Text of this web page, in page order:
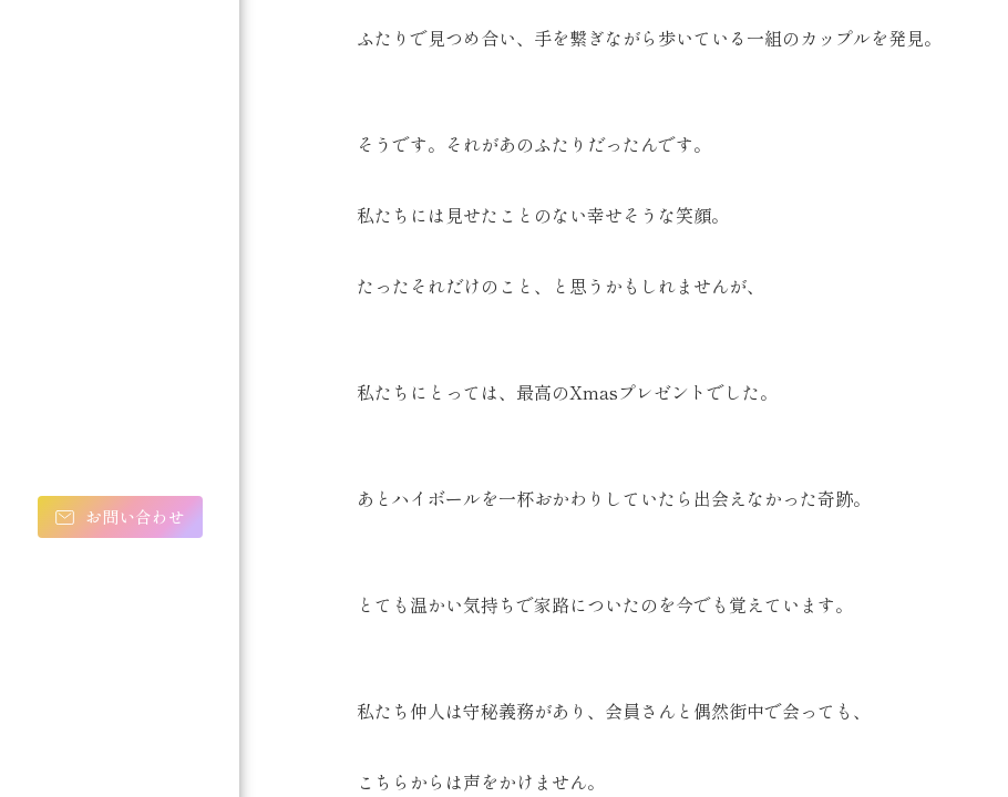
お問い合わせ
ふたりで見つめ合い、手を繋ぎながら歩いている一組のカップルを発見。
そうです。それがあのふたりだったんです。
私たちには見せたことのない幸せそうな笑顔。
たったそれだけのこと、と思うかもしれませんが、
私たちにとっては、最高のXmasプレゼントでした。
あとハイボールを一杯おかわりしていたら出会えなかった奇跡。
とても温かい気持ちで家路についたのを今でも覚えています。
私たち仲人は守秘義務があり、会員さんと偶然街中で会っても、
こちらからは声をかけません。